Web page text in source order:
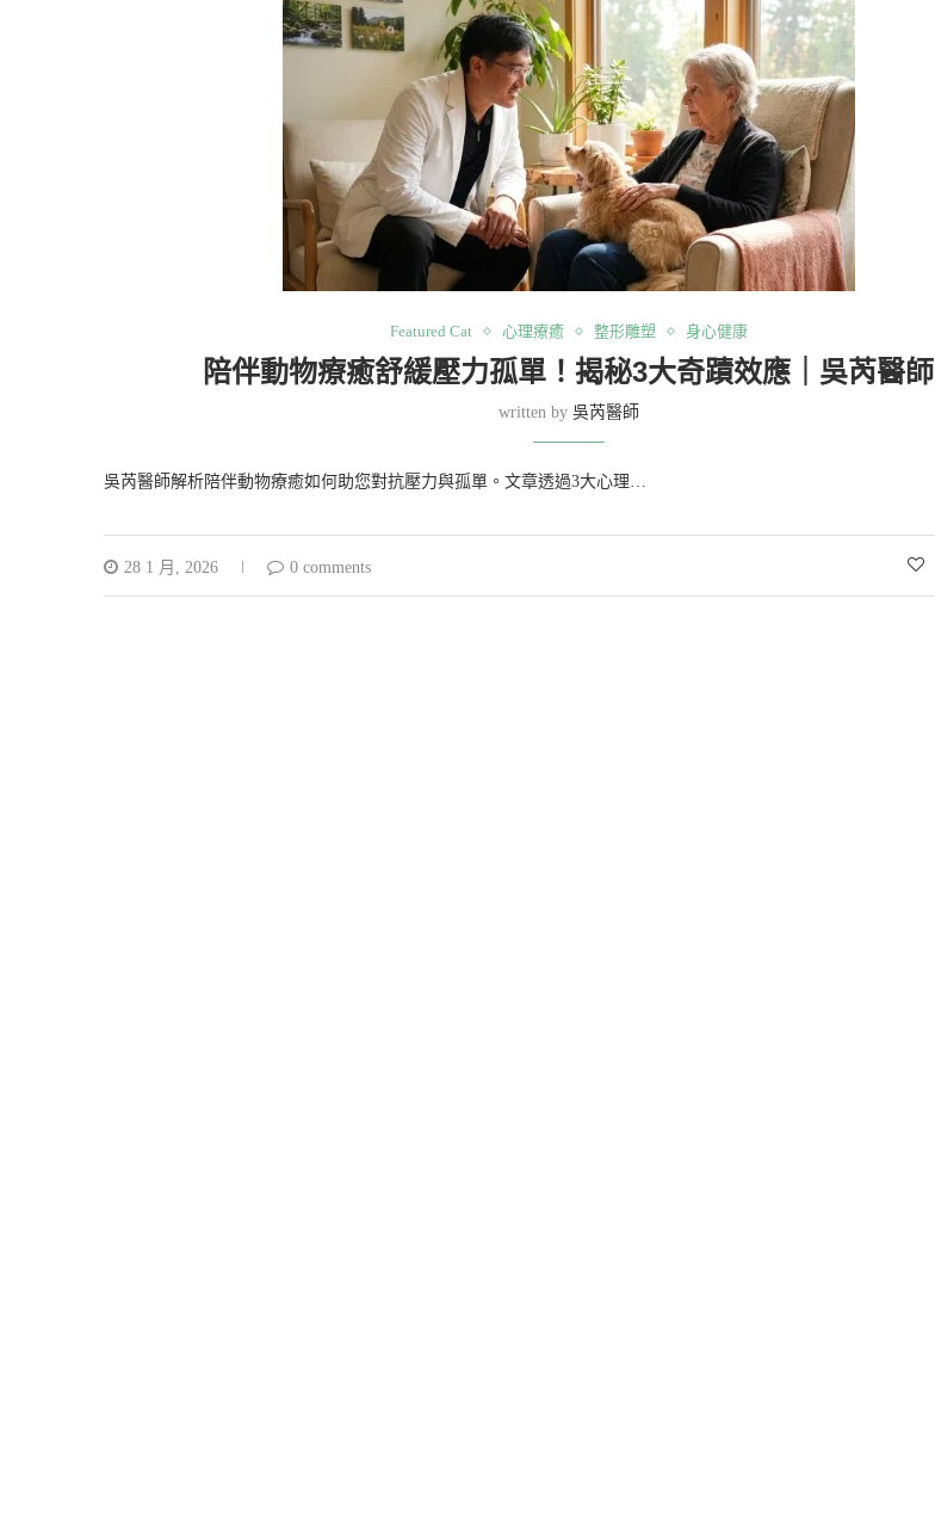
Featured Cat 心理療癒 整形雕塑 身心健康
陪伴動物療癒舒緩壓力孤單！揭秘3大奇蹟效應｜吳芮醫師
written by 吳芮醫師
吳芮醫師解析陪伴動物療癒如何助您對抗壓力與孤單。文章透過3大心理…
28 1 月, 2026 0 comments